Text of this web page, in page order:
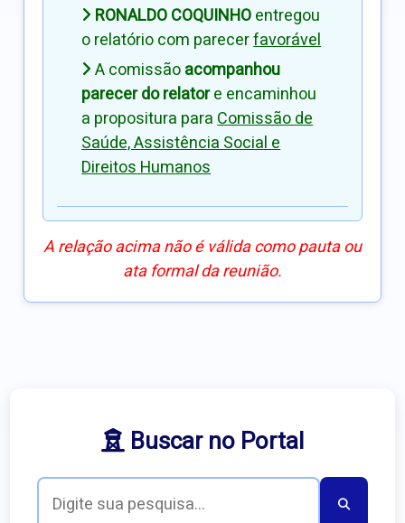
RONALDO COQUINHOentregou
o relatório com parecerfavorável
A comissãoacompanhou
parecer do relatore encaminhou
a propositura paraComissão de
Saúde, Assistência Social e
Direitos Humanos
A relação acima não é válida como pauta ou
ata formal da reunião.
Buscar no Portal